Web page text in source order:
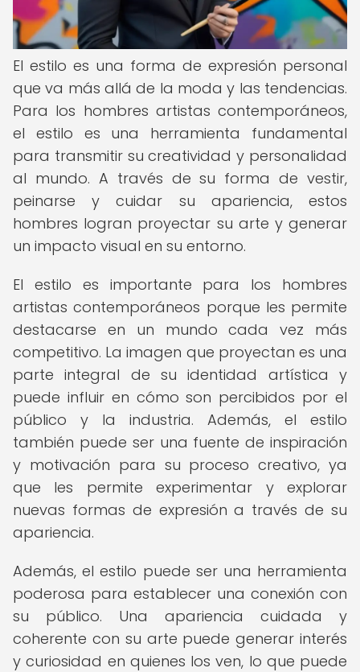
El estilo es una forma de expresión personal
que va más allá de la moda y las tendencias.
Para los hombres artistas contemporáneos,
el estilo es una herramienta fundamental
para transmitir su creatividad y personalidad
al mundo. A través de su forma de vestir,
peinarse y cuidar su apariencia, estos
hombres logran proyectar su arte y generar
un impacto visual en su entorno.
El estilo es importante para los hombres
artistas contemporáneos porque les permite
destacarse en un mundo cada vez más
competitivo. La imagen que proyectan es una
parte integral de su identidad artística y
puede influir en cómo son percibidos por el
público y la industria. Además, el estilo
también puede ser una fuente de inspiración
y motivación para su proceso creativo, ya
que les permite experimentar y explorar
nuevas formas de expresión a través de su
apariencia.
Además, el estilo puede ser una herramienta
poderosa para establecer una conexión con
su público. Una apariencia cuidada y
coherente con su arte puede generar interés
y curiosidad en quienes los ven, lo que puede